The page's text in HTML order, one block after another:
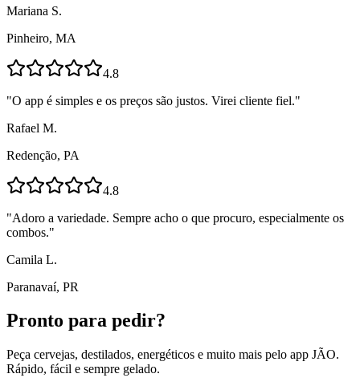
Mariana S.
Pinheiro, MA
4.8
"O app é simples e os preços são justos. Virei cliente fiel."
Rafael M.
Redenção, PA
4.8
"Adoro a variedade. Sempre acho o que procuro, especialmente os
combos."
Camila L.
Paranavaí, PR
Pronto para pedir?
Peça cervejas, destilados, energéticos e muito mais pelo app JÃO.
Rápido, fácil e sempre gelado.